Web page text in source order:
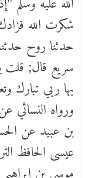
شكرت الله
حدثنا روح
سريع قال; قلت
بها ربي تبارك
ورواه
بن عبيد عن
عيسى الحافظ
موسى بن